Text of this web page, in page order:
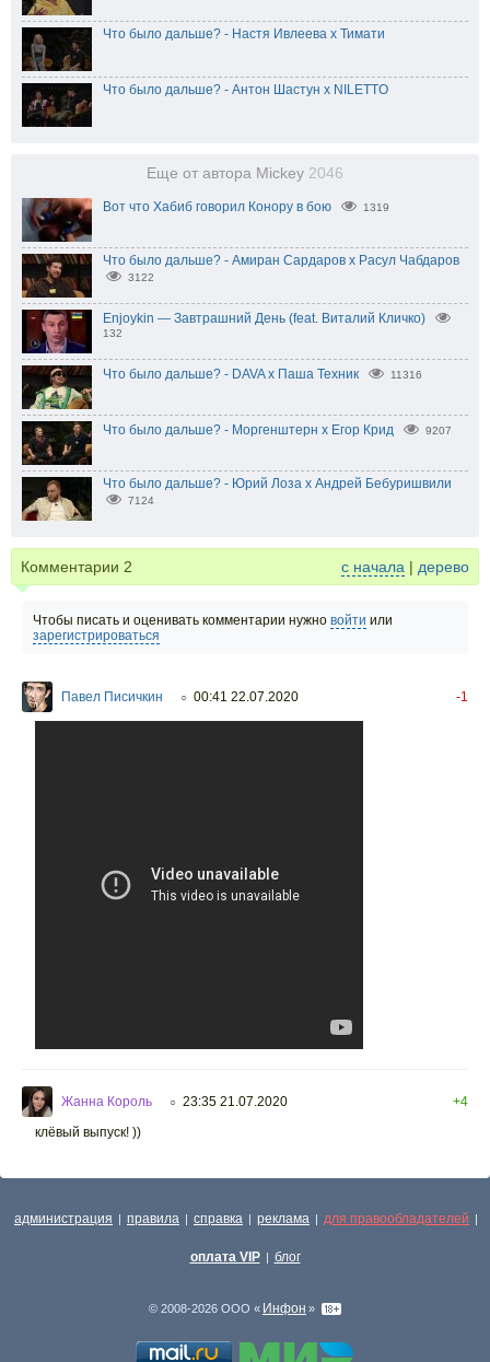
Что было дальше? - Настя Ивлеева x Тимати
Что было дальше? - Антон Шастун x NILETTO
Еще от автора Mickey 2046
Вот что Хабиб говорил Конору в бою 1319
Что было дальше? - Амиран Сардаров х Расул Чабдаров
3122
Enjoykin — Завтрашний День (feat. Виталий Кличко)
132
Что было дальше? - DAVA х Паша Техник 11316
Что было дальше? - Моргенштерн x Егор Крид 9207
Что было дальше? - Юрий Лоза х Андрей Бебуришвили
7124
Комментарии 2 с начала | дерево
Чтобы писать и оценивать комментарии нужно войти или
зарегистрироваться
Павел Писичкин ○ 00:41 22.07.2020 -1
Жанна Король ○ 23:35 21.07.2020
+4
клёвый выпуск! ))
администрация | правила | справка | реклама | для правообладателей |
оплата VIP | блог
© 2008-2026 ООО « Инфон »